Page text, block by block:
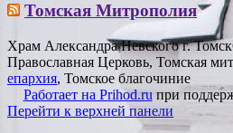
Томская Митрополия
Храм Александра Невского г. Томск
Православная Церковь, Томская
епархия, Томское благочиние
Работает на Prihod.ru при
Перейти к верхней панели